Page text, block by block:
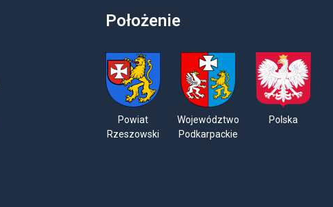
Położenie
Powiat
Rzeszowski
Województwo
Podkarpackie
Polska